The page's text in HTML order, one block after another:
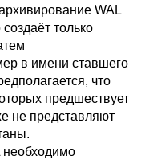
WAL
только
в имени ставшего
что
предшествует
не представляют